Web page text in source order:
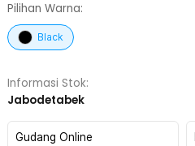
Pilihan Warna:
Black
Informasi Stok:
Jabodetabek
Gudang Online